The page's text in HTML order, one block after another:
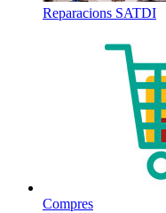
Reparacions SATDI
Compres